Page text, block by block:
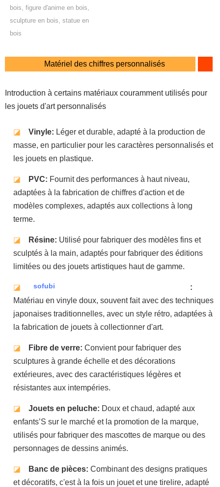
bois, figure d'anime en bois,
sculpture en bois, statue en
bois
Matériel des chiffres personnalisés
Introduction à certains matériaux couramment utilisés pour
les jouets d'art personnalisés
◪ Vinyle: Léger et durable, adapté à la production de
masse, en particulier pour les caractères personnalisés et
les jouets en plastique.
◪ PVC: Fournit des performances à haut niveau,
adaptées à la fabrication de chiffres d'action et de
modèles complexes, adaptés aux collections à long
terme.
◪ Résine: Utilisé pour fabriquer des modèles fins et
sculptés à la main, adaptés pour fabriquer des éditions
limitées ou des jouets artistiques haut de gamme.
◪ sofubi
:
Matériau en vinyle doux, souvent fait avec des techniques
japonaises traditionnelles, avec un style rétro, adaptées à
la fabrication de jouets à collectionner d'art.
◪ Fibre de verre: Convient pour fabriquer des
sculptures à grande échelle et des décorations
extérieures, avec des caractéristiques légères et
résistantes aux intempéries.
◪ Jouets en peluche: Doux et chaud, adapté aux
enfants’S sur le marché et la promotion de la marque,
utilisés pour fabriquer des mascottes de marque ou des
personnages de dessins animés.
◪ Banc de pièces: Combinant des designs pratiques
et décoratifs, c'est à la fois un jouet et une tirelire, adapté